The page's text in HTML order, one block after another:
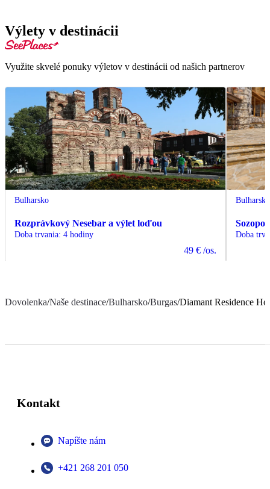
Výlety v destinácii
Využite skvelé ponuky výletov v destinácii od našich partnerov
Bulharsko
Rozprávkový Nesebar a výlet loďou
Doba trvania: 4 hodiny
49 € /os.
Bulharsko
Doba
Dovolenka/Naše destinace/Bulharsko/Burgas/Diamant Residence
Kontakt
Napíšte nám
+421 268 201 050